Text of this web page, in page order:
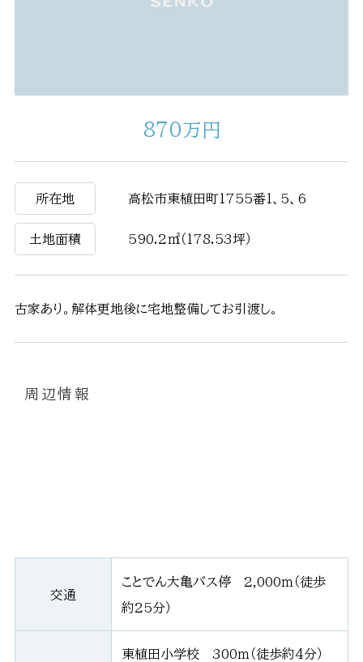
870万円
所在地 高松市東植田町1755番1、5、6
土地面積 590.2㎡（178.53坪）
古家あり。解体更地後に宅地整備してお引渡し。
周辺情報
交通
ことでん大亀バス停 2,000ｍ（徒歩
約25分）
東植田小学校 300ｍ（徒歩約4分）